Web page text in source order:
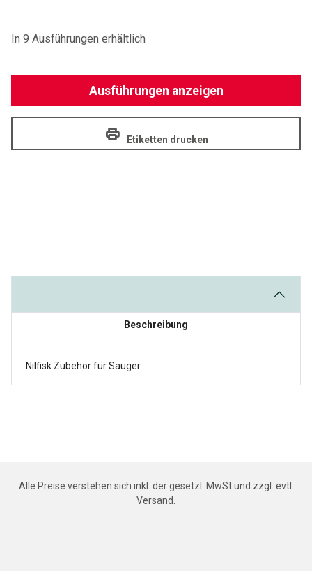
In 9 Ausführungen erhältlich
Ausführungen anzeigen
Etiketten drucken
Beschreibung
Nilfisk Zubehör für Sauger
Alle Preise verstehen sich inkl. der gesetzl. MwSt und zzgl. evtl.
Versand